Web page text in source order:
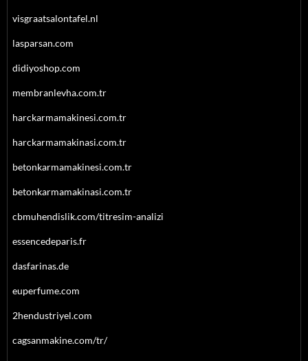
visgraatsalontafel.nl
lasparsan.com
didiyoshop.com
membranlevha.com.tr
harckarmamakinesi.com.tr
harckarmamakinasi.com.tr
betonkarmamakinesi.com.tr
betonkarmamakinasi.com.tr
cbmuhendislik.com/titresim-analizi
essencedeparis.fr
dasfarinas.de
euperfume.com
2hendustriyel.com
cagsanmakine.com/tr/